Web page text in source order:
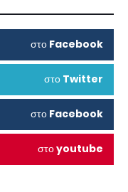
στο Facebook
στο Twitter
στο Facebook
στοyoutube